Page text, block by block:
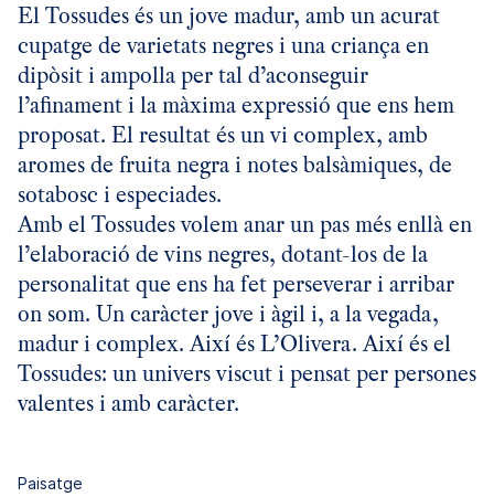
El Tossudes és un jove madur, amb un acurat
cupatge de varietats negres i una criança en
dipòsit i ampolla per tal d’aconseguir
l’afinament i la màxima expressió que ens hem
proposat. El resultat és un vi complex, amb
aromes de fruita negra i notes balsàmiques, de
sotabosc i especiades.
Amb el Tossudes volem anar un pas més enllà en
l’elaboració de vins negres, dotant-los de la
personalitat que ens ha fet perseverar i arribar
on som. Un caràcter jove i àgil i, a la vegada,
madur i complex. Així és L’Olivera. Així és el
Tossudes: un univers viscut i pensat per persones
valentes i amb caràcter.
Paisatge